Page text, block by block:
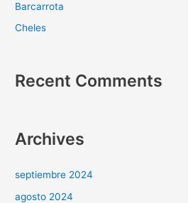
Barcarrota
Cheles
Recent Comments
Archives
septiembre 2024
agosto 2024